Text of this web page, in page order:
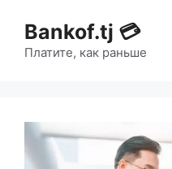
Bankof.tj 💳
Платите, как раньше